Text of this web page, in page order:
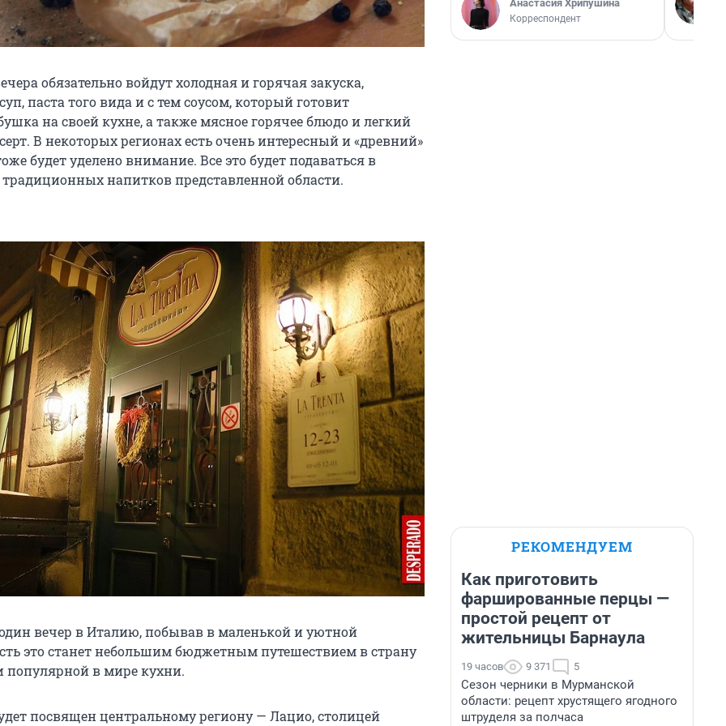
обязательно войдут холодная и горячая закуска,
паста того вида и с тем соусом, который готовит
на своей кухне, а также мясное горячее блюдо и легкий
В некоторых регионах есть очень интересный и «древний»
будет уделено внимание. Все это будет подаваться в
напитков представленной области.
вечер в Италию, побывав в маленькой и уютной
это станет небольшим бюджетным путешествием в страну
популярной в мире кухни.
посвящен центральному региону — Лацио, столицей
Анастасия Хрипушина
Корреспондент
РЕКОМЕНДУЕМ
Как приготовить
фаршированные перцы —
простой рецепт от
жительницы Барнаула
19 часов 9 371 5
Сезон черники в Мурманской
области: рецепт хрустящего ягодного
штруделя за полчаса